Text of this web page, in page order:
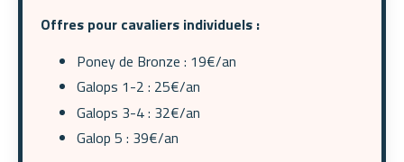
Offres pour cavaliers individuels :
Poney de Bronze : 19€/an
Galops 1-2 : 25€/an
Galops 3-4 : 32€/an
Galop 5 : 39€/an